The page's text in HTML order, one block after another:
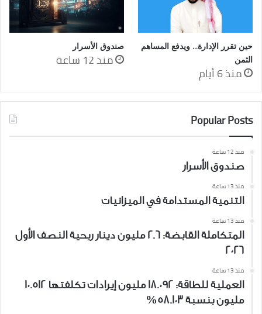
حين تقرر الإدارة… ويدفع المساهم
الثمن
منذ 6 أيام
صندوق الأسرار
منذ 12 ساعة
Popular Posts
منذ 12 ساعة
صندوق الأسرار
منذ 13 ساعة
التنمية المستدامة في الميزانيات
منذ 13 ساعة
المتكاملة القابضة: 2.6 مليون دينار ربحية النصف الأول
2026
منذ 13 ساعة
العملية للطاقة: 18.092 مليون إيرادات تكلفتها 10.512
مليون بنسبة 58.103%